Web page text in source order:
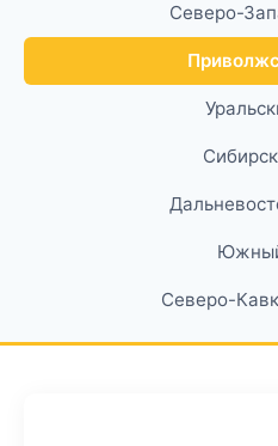
Северо-
Северо-